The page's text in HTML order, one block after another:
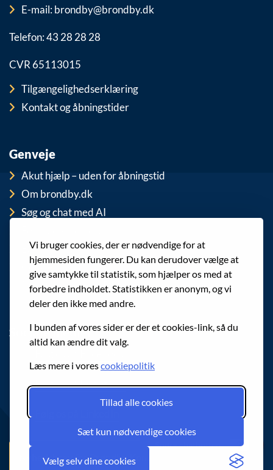
Vi bruger cookies, der er nødvendige for at
hjemmesiden fungerer. Du kan derudover vælge at
give samtykke til statistik, som hjælper os med at
forbedre indholdet. Statistikken er anonym, og vi
deler den ikke med andre.
I bunden af vores sider er der et cookies-link, så du
altid kan ændre dit valg.
Læs mere i vorescookiepolitik
Tillad alle cookies
Sæt kun nødvendige cookies
Vælg selv dine cookies
E-mail: brondby@brondby.dk
Telefon: 43 28 28 28
CVR 65113015
Tilgængelighedserklæring
Kontakt og åbningstider
Genveje
Akut hjælp – uden for åbningstid
Om brondby.dk
Søg og chat med AI
EAN-numre
Cookies
Privatlivspolitik (GDPR)
Sociale medier
Følg os på Instagram
Nyhedsbrev fra Brøndby Kommune
Spørg chatbotten